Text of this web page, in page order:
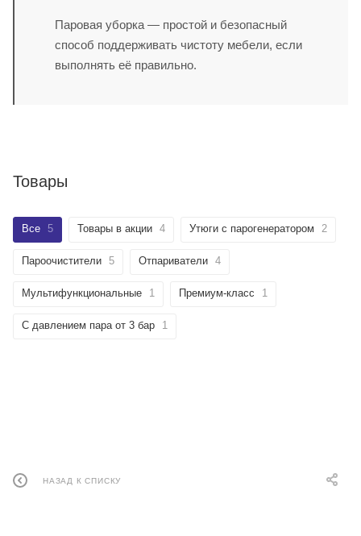
Паровая уборка — простой и безопасный
способ поддерживать чистоту мебели, если
выполнять её правильно.
Товары
Все 5 Товары в акции 4 Утюги с парогенератором 2
Пароочистители 5 Отпариватели 4
Мультифункциональные 1 Премиум-класс 1
С давлением пара от 3 бар 1
НАЗАД К СПИСКУ